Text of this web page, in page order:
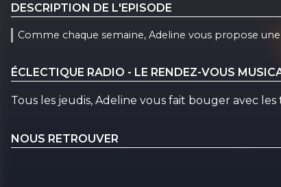
DESCRIPTION DE L'EPISODE
Comme chaque semaine, Adeline vous propose
ÉCLECTIQUE RADIO - LE RENDEZ-VOUS
Tous les jeudis, Adeline vous fait bouger avec
NOUS RETROUVER